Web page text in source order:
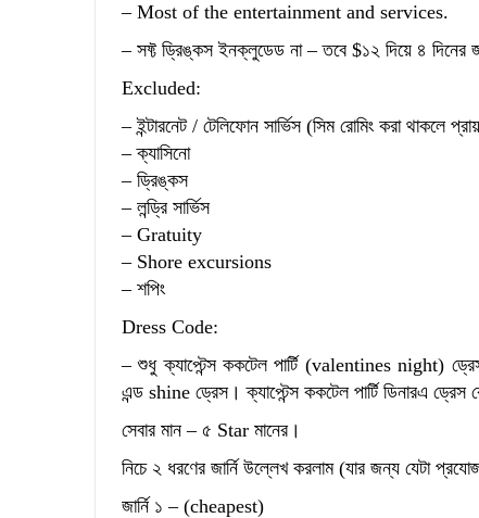
– Most of the entertainment and services.
– সফ্ট ড্রিঙ্কস ইনক্লুডেড না – তবে $১২ দিয়ে ৪ দিনের
Excluded:
– ইন্টারনেট / টেলিফোন সার্ভিস (সিম রোমিং করা থাকলে
– ক্যাসিনো
– ড্রিঙ্কস
– লন্ড্রি সার্ভিস
– Gratuity
– Shore excursions
– শপিং
Dress Code:
– শুধু ক্যাপ্টেন্স ককটেল পার্টি (valentines night)
এন্ড shine ড্রেস। ক্যাপ্টেন্স ককটেল পার্টি ডিনারএ
সেবার মান – ৫ Star মানের।
নিচে ২ ধরণের জার্নি উল্লেখ করলাম (যার জন্য যেটা
জার্নি ১ – (cheapest)